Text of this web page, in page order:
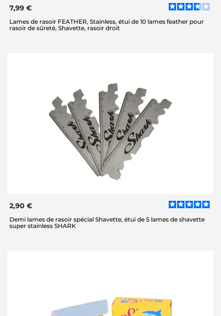
7,99 €
Lames de rasoir FEATHER, Stainless, étui de 10 lames feather pour
rasoir de sûreté, Shavette, rasoir droit
2,90 €
Demi lames de rasoir spécial Shavette, étui de 5 lames de shavette
super stainless SHARK